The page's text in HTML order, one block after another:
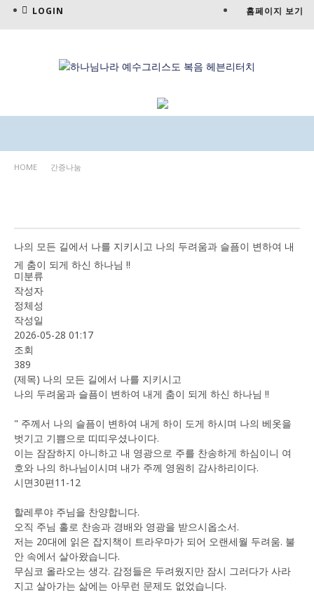
LOGIN 홈페이지 보기
HOME 간증나눔
나의 모든 길에서 나를 지키시고 나의 두려움과 슬픔이 변하여 내
게 춤이 되게 하신 하나님 !!
미분류
작성자
정체성
작성일
2026-05-28 01:17
조회
389
(제목) 나의 모든 길에서 나를 지키시고
나의 두려움과 슬픔이 변하여 내게 춤이 되게 하신 하나님 !!
" 주께서 나의 슬픔이 변하여 내게 하이 도게 하시며 나의 베옷을
벗기고 기쁨으로 띠띠우셨나이다.
이는 잠잠하지 아니하고 내 영광으로 주를 찬송하게 하심이니 여
호와 나의 하나님이시며 내가 주께 영원히 감사하리이다.
시면30편11-12
할레루야 주님을 찬양합니다.
오직 주님 홀로 찬송과 경배와 영광을 받으시옵소서.
저는 20대에 읽은 잡지책이 트라우마가 되어 오랜세월 두려움. 불
안 속에서 살아왔습니다.
무심코 올라오는 생각. 감정들은 두려웠지만 잠시 그러다가 사라
지고 살아가는 삶에는 아무런 문제도 없었습니다.